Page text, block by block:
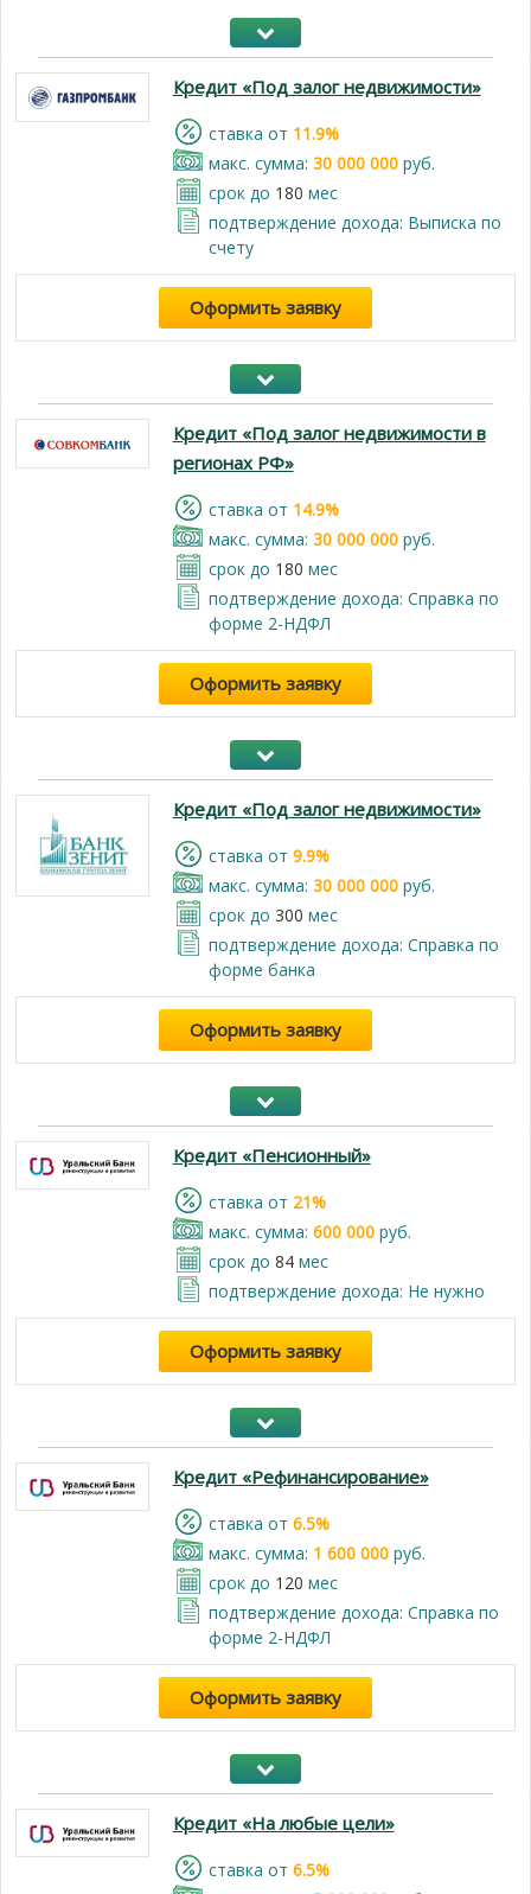
Кредит «Под залог недвижимости»
cтавка от 11.9%
макс. сумма: 30 000 000руб.
срок до 180 мес
подтверждение дохода: Выписка по
счету
Оформить заявку
Кредит «Под залог недвижимости в
регионах РФ»
cтавка от 14.9%
макс. сумма: 30 000 000руб.
срок до 180 мес
подтверждение дохода: Справка по
форме 2-НДФЛ
Оформить заявку
Кредит «Под залог недвижимости»
cтавка от 9.9%
макс. сумма: 30 000 000руб.
срок до 300 мес
подтверждение дохода: Справка по
форме банка
Оформить заявку
Кредит «Пенсионный»
cтавка от 21%
макс. сумма: 600 000руб.
срок до 84мес
подтверждение дохода: Не нужно
Оформить заявку
Кредит «Рефинансирование»
cтавка от 6.5%
макс. сумма: 1 600 000руб.
срок до 120 мес
подтверждение дохода: Справка по
форме 2-НДФЛ
Оформить заявку
Кредит «На любые цели»
cтавка от 6.5%